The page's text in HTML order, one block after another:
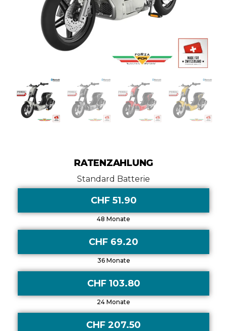
RATENZAHLUNG
Standard Batterie
CHF 51.90
48 Monate
CHF 69.20
36 Monate
CHF 103.80
24 Monate
CHF 207.50